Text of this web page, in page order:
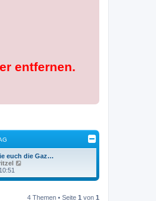
entfernen.
euch die Gaz…
u
4 Themen • Seite 1 von 1